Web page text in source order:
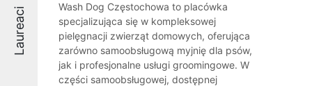
Laureaci
Wash Dog Częstochowa to placówka
specjalizująca się w kompleksowej
pielęgnacji zwierząt domowych, oferująca
zarówno samoobsługową myjnię dla psów,
jak i profesjonalne usługi groomingowe. W
części samoobsługowej, dostępnej